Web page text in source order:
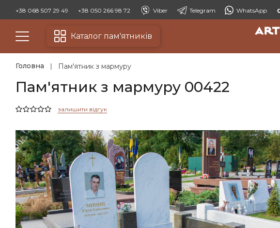
+38 068 507 29 49 +38 050 266 98 72 Viber Telegram WhatsApp
Каталог пам'ятників
Головна Пам'ятник з мармуру
Пам'ятник з мармуру 00422
залишити відгук